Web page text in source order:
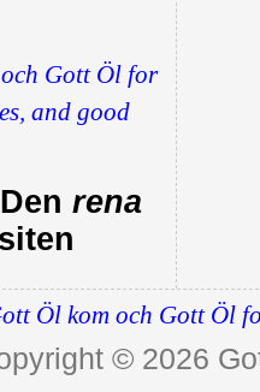
Gott Öl for
and good
rena
Öl kom och Gott Öl
© 2026